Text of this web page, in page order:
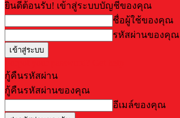
ยินดีต้อนรับ! เข้าสู่ระบบบัญชีของคุณ
ชื่อผู้ใช้ของคุณ
รหัสผ่านของคุณ
กู้คืนรหัสผ่าน
กู้คืนรหัสผ่านของคุณ
อีเมล์ของคุณ